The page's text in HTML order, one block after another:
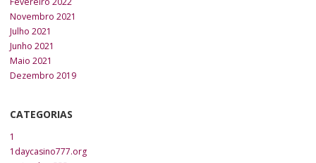
Novembro 2021
Julho 2021
Junho 2021
Maio 2021
Dezembro 2019
CATEGORIAS
1
1daycasino777.org